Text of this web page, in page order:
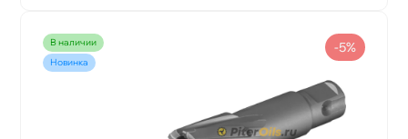
наличии
Новинка
-5%